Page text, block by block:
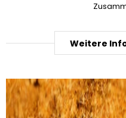
Weitere